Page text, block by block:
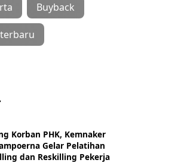
Buyback
Korban PHK, Kemnaker
Gelar Pelatihan
dan Reskilling Pekerja